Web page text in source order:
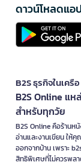
ดาวน์โหลดแอ
B2S ธุรกิจในเค
B2S Online แห
สำหรับทุกวัย
B2S Online คือร้านห
อ่านและงานเขียน ให้
ออกจากบ้าน เพราะ
สิทธิพิเศษที่ไม่ควรพล